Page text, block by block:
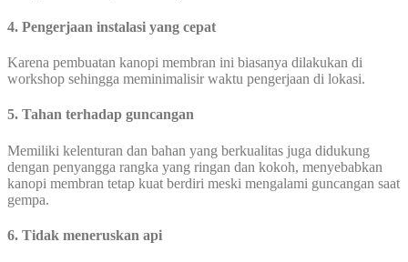
4. Pengerjaan instalasi yang cepat
Karena pembuatan kanopi membran ini biasanya dilakukan di
workshop sehingga meminimalisir waktu pengerjaan di lokasi.
5. Tahan terhadap guncangan
Memiliki kelenturan dan bahan yang berkualitas juga didukung
dengan penyangga rangka yang ringan dan kokoh, menyebabkan
kanopi membran tetap kuat berdiri meski mengalami guncangan saat
gempa.
6. Tidak meneruskan api